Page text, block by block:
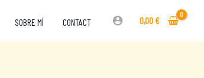
SOBRE MÍ CONTACT 0,00 €